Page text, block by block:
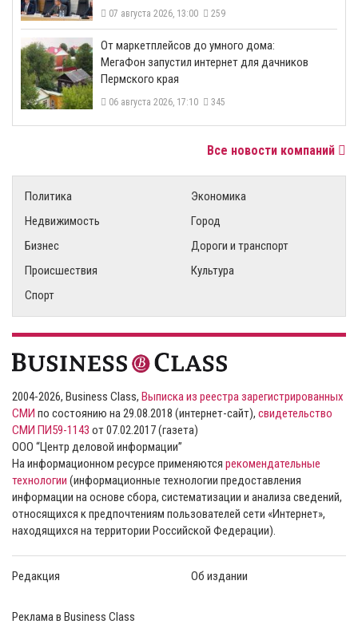
07 августа 2026, 13:00 259
От маркетплейсов до умного дома:
МегаФон запустил интернет для дачников
Пермского края
06 августа 2026, 17:10 345
Все новости компаний
Политика
Экономика
Недвижимость
Город
Бизнес
Дороги и транспорт
Происшествия
Культура
Спорт
2004-2026, Business Class, Выписка из реестра зарегистрированных
СМИ по состоянию на 29.08.2018 (интернет-сайт), свидетельство
СМИ ПИ59-1143 от 07.02.2017 (газета)
ООО “Центр деловой информации”
На информационном ресурсе применяются рекомендательные
технологии (информационные технологии предоставления
информации на основе сбора, систематизации и анализа сведений,
относящихся к предпочтениям пользователей сети «Интернет»,
находящихся на территории Российской Федерации).
Редакция Об издании
Реклама в Business Class